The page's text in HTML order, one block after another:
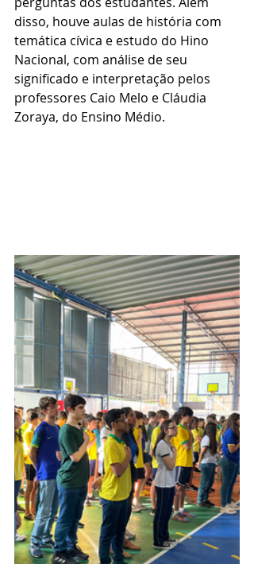
disso, houve aulas de história com
temática cívica e estudo do Hino
Nacional, com análise de seu
significado e interpretação pelos
professores Caio Melo e Cláudia
Zoraya, do Ensino Médio.